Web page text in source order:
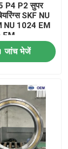
P4 P2 सुपर
SKF NU
NU 1024 EM
EM
जांच भेजें